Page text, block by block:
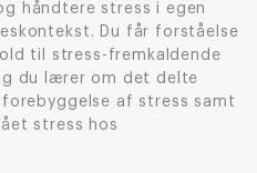
håndtere stress i egen
Du får forståelse
til stress-fremkaldende
du lærer om det delte
af stress samt
stress hos